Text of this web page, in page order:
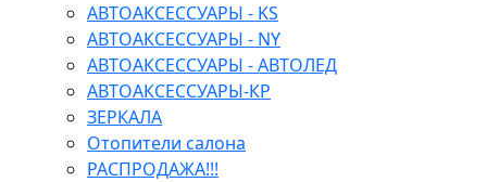
АВТОАКСЕССУАРЫ - KS
АВТОАКСЕССУАРЫ - NY
АВТОАКСЕССУАРЫ - АВТОЛЕД
АВТОАКСЕССУАРЫ-КР
ЗЕРКАЛА
Отопители салона
РАСПРОДАЖА!!!